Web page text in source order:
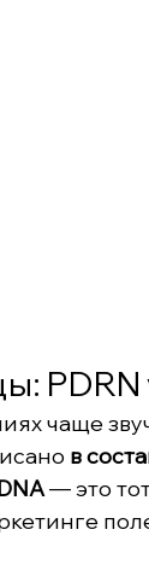
PDRN
чаще
в
— это